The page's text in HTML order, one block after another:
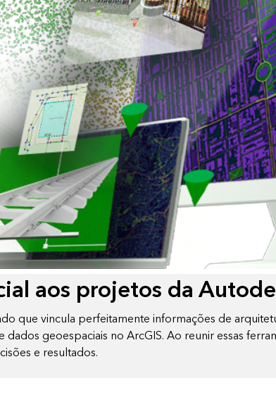
aos projetos da
que vincula perfeitamente informações de
geoespaciais no ArcGIS. Ao reunir essas
e resultados.